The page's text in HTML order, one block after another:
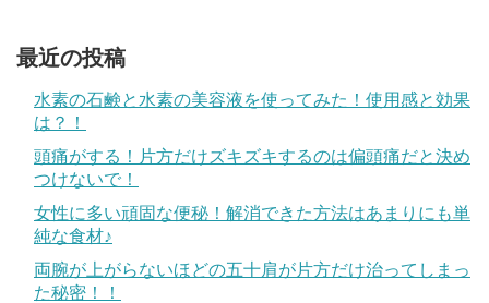
最近の投稿
水素の石鹸と水素の美容液を使ってみた！使用感と効果
は？！
頭痛がする！片方だけズキズキするのは偏頭痛だと決め
つけないで！
女性に多い頑固な便秘！解消できた方法はあまりにも単
純な食材♪
両腕が上がらないほどの五十肩が片方だけ治ってしまっ
た秘密！！